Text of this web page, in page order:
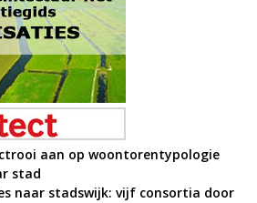
aan op woontorentypologie
stad
naar stadswijk: vijf consortia door